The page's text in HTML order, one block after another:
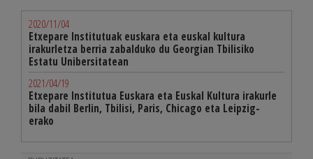
2020/11/04
Etxepare Institutuak euskara eta euskal kultura
irakurletza berria zabalduko du Georgian Tbilisiko
Estatu Unibersitatean
2021/04/19
Etxepare Institutua Euskara eta Euskal Kultura irakurle
bila dabil Berlin, Tbilisi, Paris, Chicago eta Leipzig-
erako